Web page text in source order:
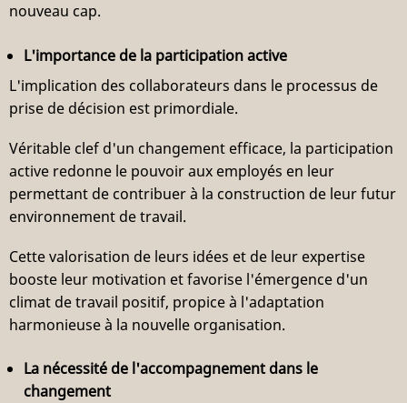
nouveau cap.
L'importance de la participation active
L'implication des collaborateurs dans le processus de
prise de décision est primordiale.
Véritable clef d'un changement efficace, la participation
active redonne le pouvoir aux employés en leur
permettant de contribuer à la construction de leur futur
environnement de travail.
Cette valorisation de leurs idées et de leur expertise
booste leur motivation et favorise l'émergence d'un
climat de travail positif, propice à l'adaptation
harmonieuse à la nouvelle organisation.
La nécessité de l'accompagnement dans le
changement